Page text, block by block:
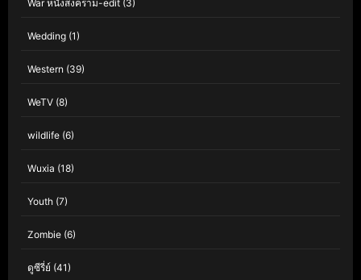
War หนังสงคราม-edit (3)
Wedding (1)
Western (39)
WeTV (8)
wildlife (6)
Wuxia (18)
Youth (7)
Zombie (6)
ดูซีรี่ย์ (41)